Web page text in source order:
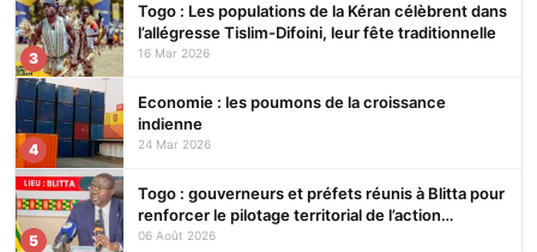
3
Togo : Les populations de la Kéran célèbrent dans
l’allégresse Tislim-Difoini, leur fête traditionnelle
16 Mar 2026
4
Economie : les poumons de la croissance
indienne
24 Mar 2026
5
Togo : gouverneurs et préfets réunis à Blitta pour
renforcer le pilotage territorial de l’action
publique
06 Août 2026